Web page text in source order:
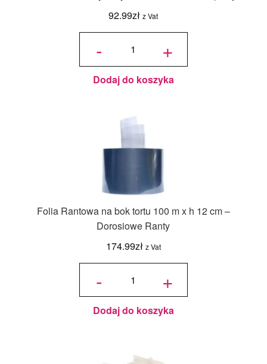
92.99zł z Vat
-
ilość Rant
pieczenia
tortów i
ciast -
Dorosiowe
Ranty -
12 cm, na
25 porcji
+
Dodaj do koszyka
Folia Rantowa na bok tortu 100 m x h 12 cm –
Dorosiowe Ranty
174.99zł z Vat
-
ilość Folia
tortu 100
m x h 12
cm -
Dorosiowe
Ranty
+
Dodaj do koszyka